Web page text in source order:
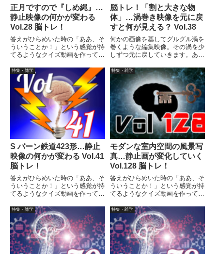
正月ですので『しめ縄』…
静止映像の何かが変わる
Vol.28 脳トレ！
答えがひらめいた時の「ああ、そ
ういうことか！」という感覚が持
てるようなクイズ動画を作ってみ
画に答えはありませんので、最後
まで繰り返し見られます。
脳トレ！「割と大きな物
体」…渦巻き映像を元に戻
すと何が見える？ Vol.38
何かの画像を基してグルグル渦を
巻くような編集映像。その渦を少
しずつ元に戻していきます。あな
ができますか？
特集・雑学
S バーン鉄道423形…静止
映像の何かが変わる Vol.41
脳トレ！
答えがひらめいた時の「ああ、そ
ういうことか！」という感覚が持
てるようなクイズ動画を作ってみ
画に答えはありませんので、最後
まで繰り返し見られます。
特集・雑学
モダンな室内空間の風景写
真…静止画が変化していく
Vol.128 脳トレ！
答えがひらめいた時の「ああ、そ
ういうことか！」という感覚が持
てるようなクイズ動画を作ってみ
画に答えはありませんので、最後
まで繰り返し見られます。
特集・雑学 特集・雑学